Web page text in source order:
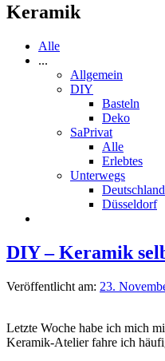
Keramik
Alle
...
Allgemein
DIY
Basteln
Deko
SaPrivat
Alle
Erlebtes
Unterwegs
Deutschland
Düsseldorf
DIY – Keramik
Veröffentlicht am: 23.
Letzte Woche habe ich mich
Keramik-Atelier fahre ich